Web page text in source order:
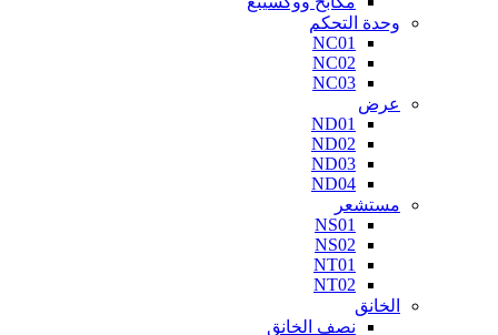
وحدة التحكم
NC01
NC02
NC03
عرض
ND01
ND02
ND03
ND04
مستشعر
NS01
NS02
NT01
NT02
الخانق
نصف الخانق